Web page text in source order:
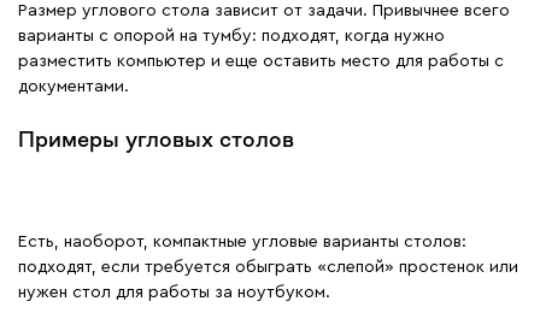
Размер углового стола зависит от задачи. Привычнее всего
варианты с опорой на тумбу: подходят, когда нужно
разместить компьютер и еще оставить место для работы с
документами.
Примеры угловых столов
Есть, наоборот, компактные угловые варианты столов:
подходят, если требуется обыграть «слепой» простенок или
нужен стол для работы за ноутбуком.